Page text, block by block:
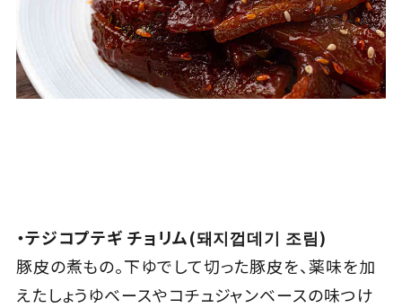
・テジコプテギ チョリム(돼지껍데기 조림)
豚皮の煮もの。下ゆでして切った豚皮を、薬味を加
えたしょうゆベースやコチュジャンベースの味つけ